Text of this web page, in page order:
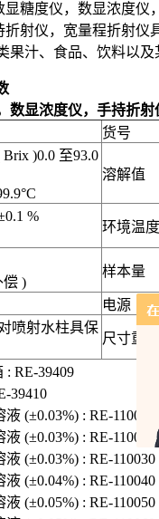
糖度仪，数显浓度仪
射仪， 宽量程折射仪
果汁、食品、饮料以
数显浓度仪，手持折
货号
Brix )0.0 至93.0
°C
溶解值
0.1 %
环境温度
偿 )
样本量
电源
喷射水柱具保
尺寸重量
: RE-39409
39410
液 (±0.03%) : RE-110010
液 (±0.03%) : RE-110020
液 (±0.03%) : RE-110030
液 (±0.04%) : RE-110040
液 (±0.05%) : RE-110050